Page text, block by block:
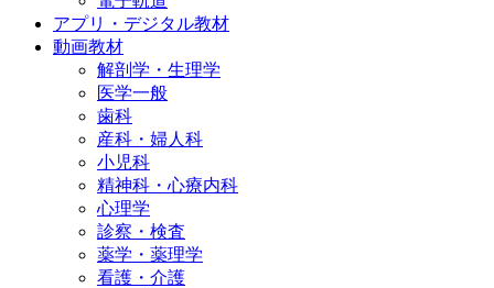
アプリ・デジタル教材
動画教材
解剖学・生理学
医学一般
歯科
産科・婦人科
小児科
精神科・心療内科
心理学
診察・検査
薬学・薬理学
看護・介護